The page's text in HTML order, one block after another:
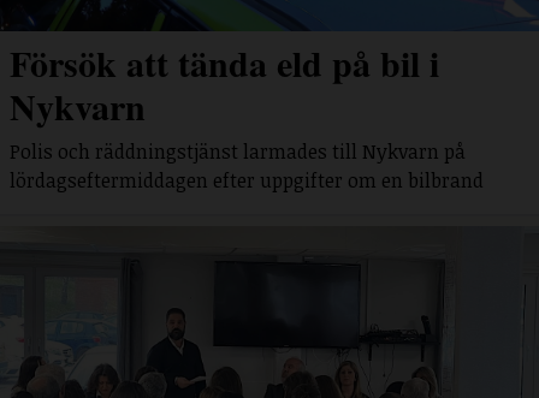
Försök att tända eld på bil i
Nykvarn
Polis och räddningstjänst larmades till Nykvarn på
lördagseftermiddagen efter uppgifter om en bilbrand